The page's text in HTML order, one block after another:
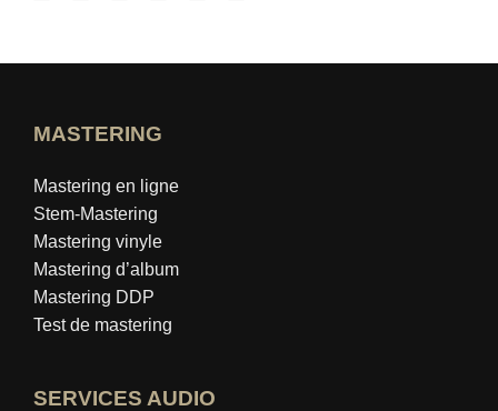
MASTERING
Mastering en ligne
Stem-Mastering
Mastering vinyle
Mastering d’album
Mastering DDP
Test de mastering
SERVICES AUDIO